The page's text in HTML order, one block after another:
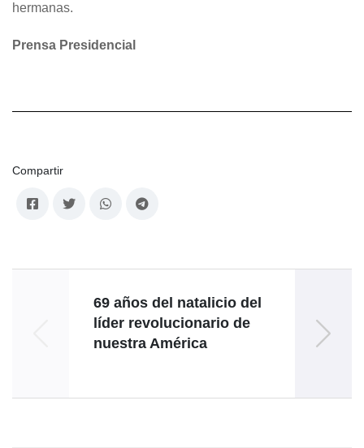
hermanas.
Prensa Presidencial
Compartir
69 años del natalicio del
líder revolucionario de
nuestra América
de